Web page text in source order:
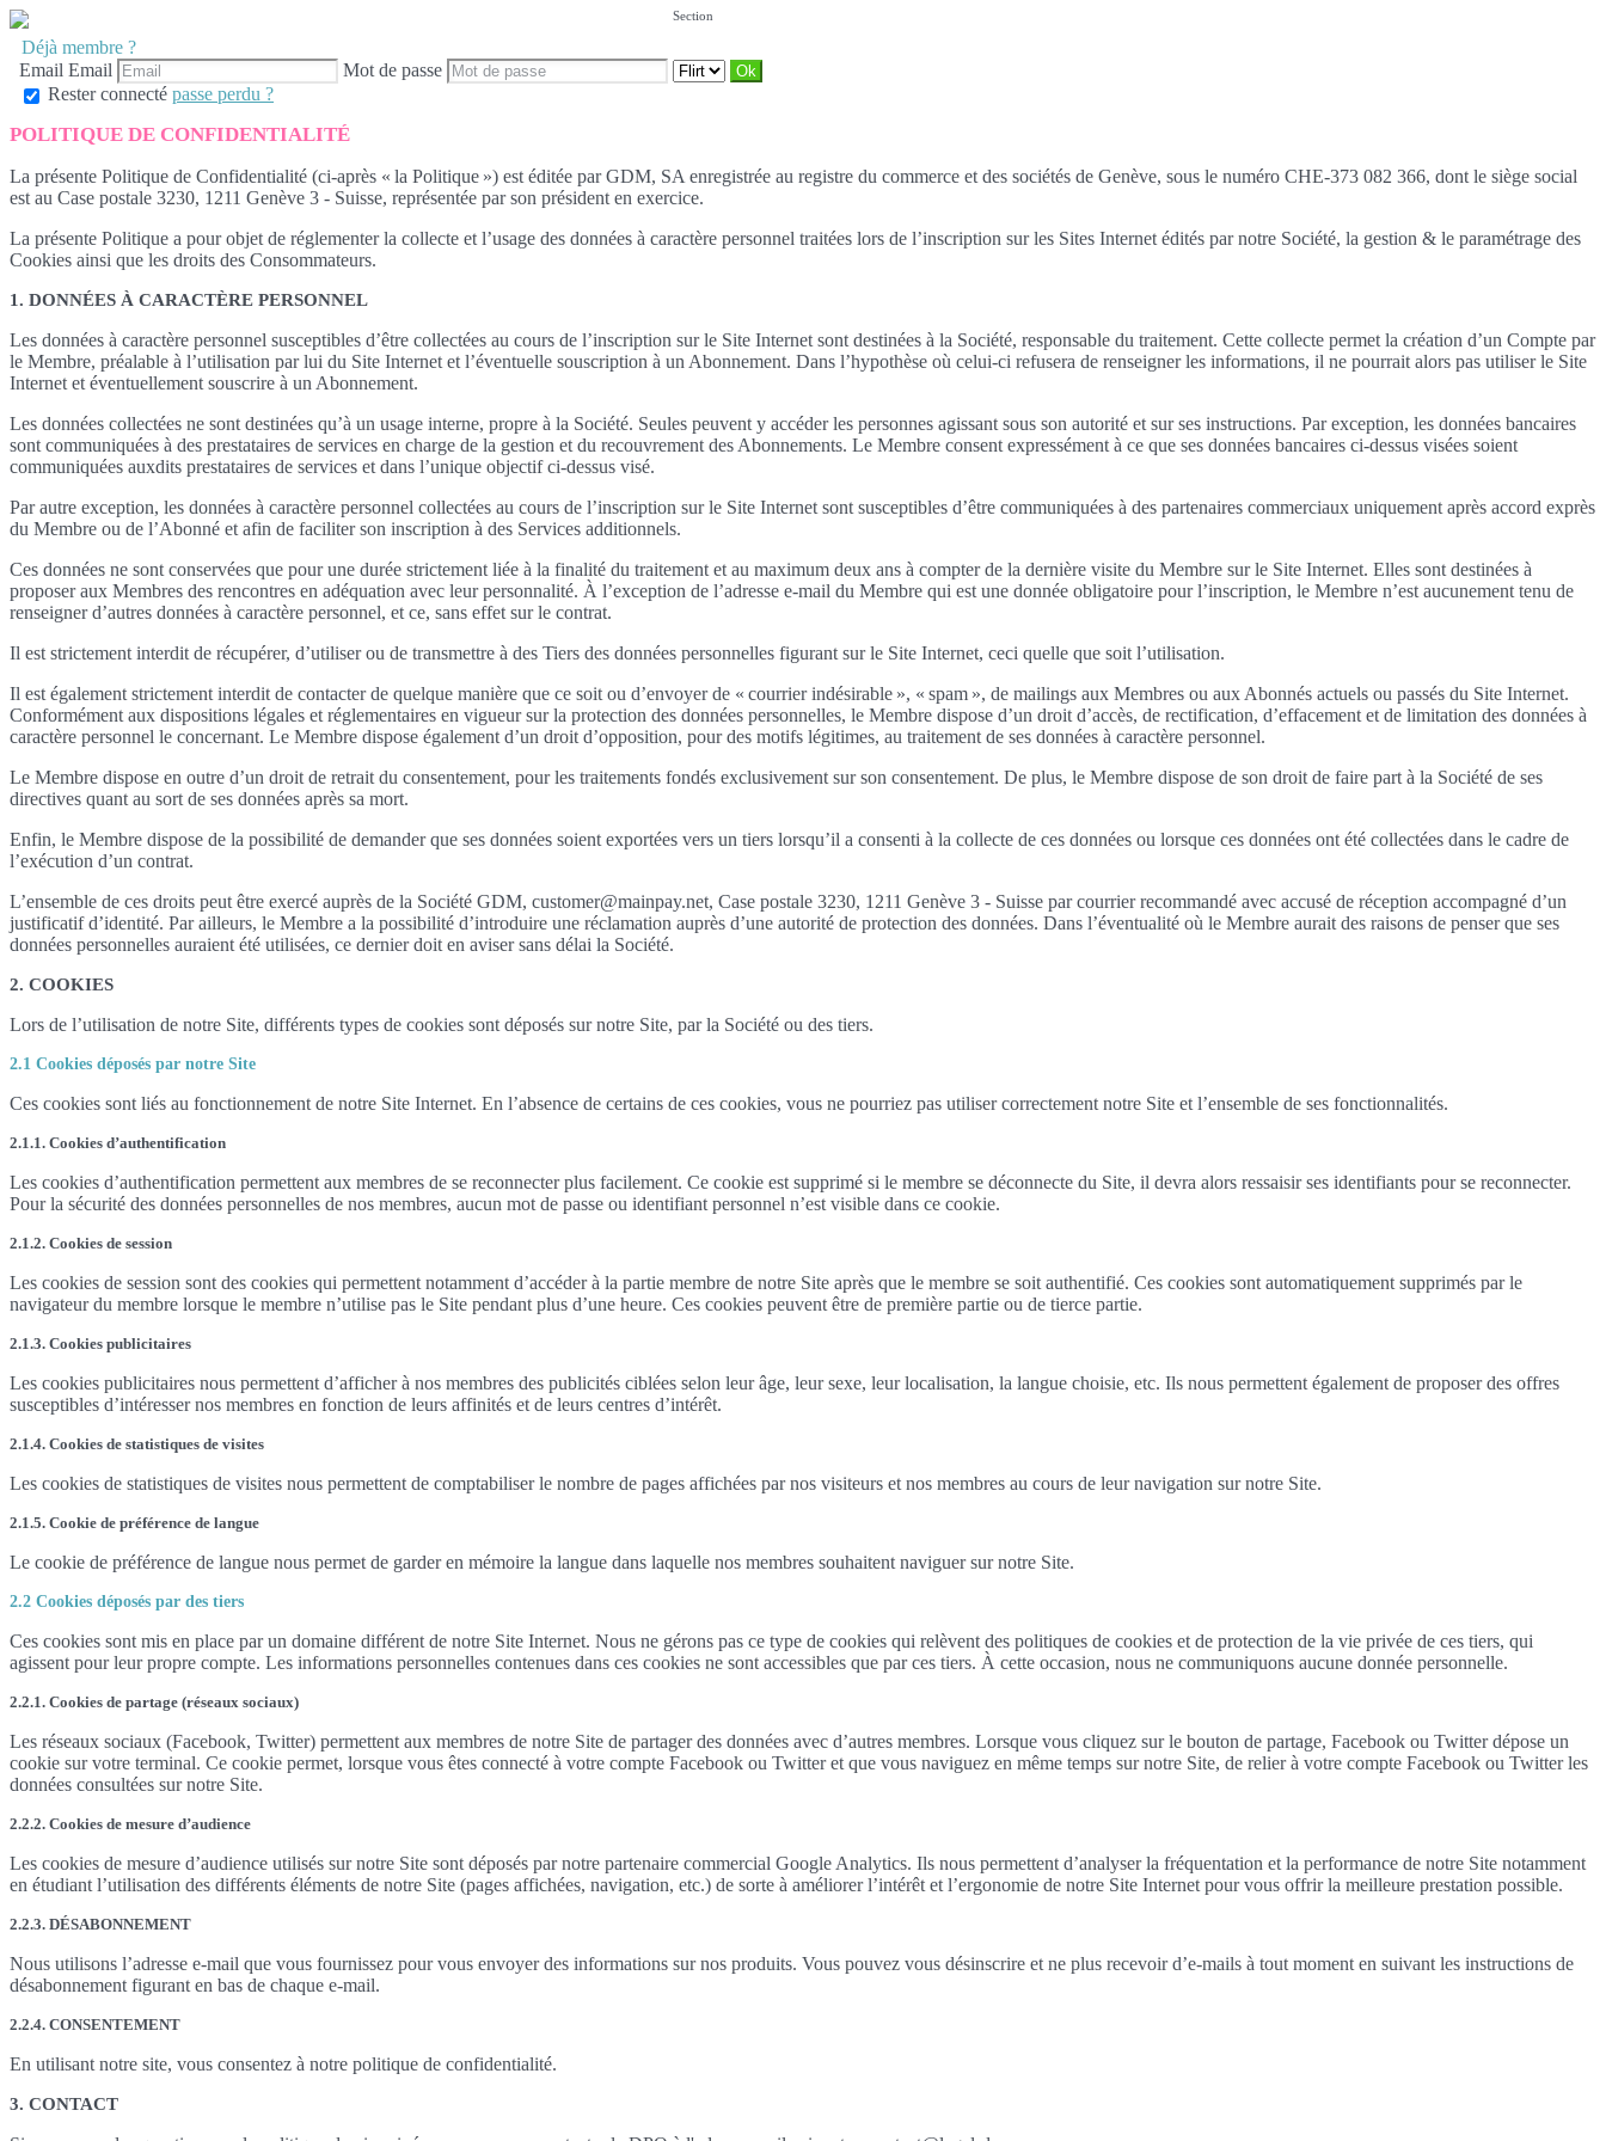
Déjà membre ?
Email Email Mot de passe
Section
Rester connecté passe perdu ?
POLITIQUE DE CONFIDENTIALITÉ
La présente Politique de Confidentialité (ci-après « la Politique ») est éditée par GDM, SA enregistrée au registre du commerce et des sociétés de Genève, sous le numéro CHE-373 082 366, dont le siège social
est au Case postale 3230, 1211 Genève 3 - Suisse, représentée par son président en exercice.
La présente Politique a pour objet de réglementer la collecte et l’usage des données à caractère personnel traitées lors de l’inscription sur les Sites Internet édités par notre Société, la gestion & le paramétrage des
Cookies ainsi que les droits des Consommateurs.
1. DONNÉES À CARACTÈRE PERSONNEL
Les données à caractère personnel susceptibles d’être collectées au cours de l’inscription sur le Site Internet sont destinées à la Société, responsable du traitement. Cette collecte permet la création d’un Compte par
le Membre, préalable à l’utilisation par lui du Site Internet et l’éventuelle souscription à un Abonnement. Dans l’hypothèse où celui-ci refusera de renseigner les informations, il ne pourrait alors pas utiliser le Site
Internet et éventuellement souscrire à un Abonnement.
Les données collectées ne sont destinées qu’à un usage interne, propre à la Société. Seules peuvent y accéder les personnes agissant sous son autorité et sur ses instructions. Par exception, les données bancaires
sont communiquées à des prestataires de services en charge de la gestion et du recouvrement des Abonnements. Le Membre consent expressément à ce que ses données bancaires ci-dessus visées soient
communiquées auxdits prestataires de services et dans l’unique objectif ci-dessus visé.
Par autre exception, les données à caractère personnel collectées au cours de l’inscription sur le Site Internet sont susceptibles d’être communiquées à des partenaires commerciaux uniquement après accord exprès
du Membre ou de l’Abonné et afin de faciliter son inscription à des Services additionnels.
Ces données ne sont conservées que pour une durée strictement liée à la finalité du traitement et au maximum deux ans à compter de la dernière visite du Membre sur le Site Internet. Elles sont destinées à
proposer aux Membres des rencontres en adéquation avec leur personnalité. À l’exception de l’adresse e-mail du Membre qui est une donnée obligatoire pour l’inscription, le Membre n’est aucunement tenu de
renseigner d’autres données à caractère personnel, et ce, sans effet sur le contrat.
Il est strictement interdit de récupérer, d’utiliser ou de transmettre à des Tiers des données personnelles figurant sur le Site Internet, ceci quelle que soit l’utilisation.
Il est également strictement interdit de contacter de quelque manière que ce soit ou d’envoyer de « courrier indésirable », « spam », de mailings aux Membres ou aux Abonnés actuels ou passés du Site Internet.
Conformément aux dispositions légales et réglementaires en vigueur sur la protection des données personnelles, le Membre dispose d’un droit d’accès, de rectification, d’effacement et de limitation des données à
caractère personnel le concernant. Le Membre dispose également d’un droit d’opposition, pour des motifs légitimes, au traitement de ses données à caractère personnel.
Le Membre dispose en outre d’un droit de retrait du consentement, pour les traitements fondés exclusivement sur son consentement. De plus, le Membre dispose de son droit de faire part à la Société de ses
directives quant au sort de ses données après sa mort.
Enfin, le Membre dispose de la possibilité de demander que ses données soient exportées vers un tiers lorsqu’il a consenti à la collecte de ces données ou lorsque ces données ont été collectées dans le cadre de
l’exécution d’un contrat.
L’ensemble de ces droits peut être exercé auprès de la Société GDM, customer@mainpay.net, Case postale 3230, 1211 Genève 3 - Suisse par courrier recommandé avec accusé de réception accompagné d’un
justificatif d’identité. Par ailleurs, le Membre a la possibilité d’introduire une réclamation auprès d’une autorité de protection des données. Dans l’éventualité où le Membre aurait des raisons de penser que ses
données personnelles auraient été utilisées, ce dernier doit en aviser sans délai la Société.
2. COOKIES
Lors de l’utilisation de notre Site, différents types de cookies sont déposés sur notre Site, par la Société ou des tiers.
2.1 Cookies déposés par notre Site
Ces cookies sont liés au fonctionnement de notre Site Internet. En l’absence de certains de ces cookies, vous ne pourriez pas utiliser correctement notre Site et l’ensemble de ses fonctionnalités.
2.1.1. Cookies d’authentification
Les cookies d’authentification permettent aux membres de se reconnecter plus facilement. Ce cookie est supprimé si le membre se déconnecte du Site, il devra alors ressaisir ses identifiants pour se reconnecter.
Pour la sécurité des données personnelles de nos membres, aucun mot de passe ou identifiant personnel n’est visible dans ce cookie.
2.1.2. Cookies de session
Les cookies de session sont des cookies qui permettent notamment d’accéder à la partie membre de notre Site après que le membre se soit authentifié. Ces cookies sont automatiquement supprimés par le
navigateur du membre lorsque le membre n’utilise pas le Site pendant plus d’une heure. Ces cookies peuvent être de première partie ou de tierce partie.
2.1.3. Cookies publicitaires
Les cookies publicitaires nous permettent d’afficher à nos membres des publicités ciblées selon leur âge, leur sexe, leur localisation, la langue choisie, etc. Ils nous permettent également de proposer des offres
susceptibles d’intéresser nos membres en fonction de leurs affinités et de leurs centres d’intérêt.
2.1.4. Cookies de statistiques de visites
Les cookies de statistiques de visites nous permettent de comptabiliser le nombre de pages affichées par nos visiteurs et nos membres au cours de leur navigation sur notre Site.
2.1.5. Cookie de préférence de langue
Le cookie de préférence de langue nous permet de garder en mémoire la langue dans laquelle nos membres souhaitent naviguer sur notre Site.
2.2 Cookies déposés par des tiers
Ces cookies sont mis en place par un domaine différent de notre Site Internet. Nous ne gérons pas ce type de cookies qui relèvent des politiques de cookies et de protection de la vie privée de ces tiers, qui
agissent pour leur propre compte. Les informations personnelles contenues dans ces cookies ne sont accessibles que par ces tiers. À cette occasion, nous ne communiquons aucune donnée personnelle.
2.2.1. Cookies de partage (réseaux sociaux)
Les réseaux sociaux (Facebook, Twitter) permettent aux membres de notre Site de partager des données avec d’autres membres. Lorsque vous cliquez sur le bouton de partage, Facebook ou Twitter dépose un
cookie sur votre terminal. Ce cookie permet, lorsque vous êtes connecté à votre compte Facebook ou Twitter et que vous naviguez en même temps sur notre Site, de relier à votre compte Facebook ou Twitter les
données consultées sur notre Site.
2.2.2. Cookies de mesure d’audience
Les cookies de mesure d’audience utilisés sur notre Site sont déposés par notre partenaire commercial Google Analytics. Ils nous permettent d’analyser la fréquentation et la performance de notre Site notamment
en étudiant l’utilisation des différents éléments de notre Site (pages affichées, navigation, etc.) de sorte à améliorer l’intérêt et l’ergonomie de notre Site Internet pour vous offrir la meilleure prestation possible.
2.2.3. DÉSABONNEMENT
Nous utilisons l’adresse e-mail que vous fournissez pour vous envoyer des informations sur nos produits. Vous pouvez vous désinscrire et ne plus recevoir d’e-mails à tout moment en suivant les instructions de
désabonnement figurant en bas de chaque e-mail.
2.2.4. CONSENTEMENT
En utilisant notre site, vous consentez à notre politique de confidentialité.
3. CONTACT